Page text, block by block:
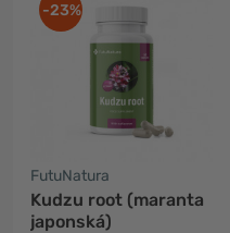
-23%
FutuNatura
Kudzu root (maranta
japonská)